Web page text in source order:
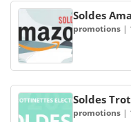
Soldes
promotions |
Soldes
promotions |